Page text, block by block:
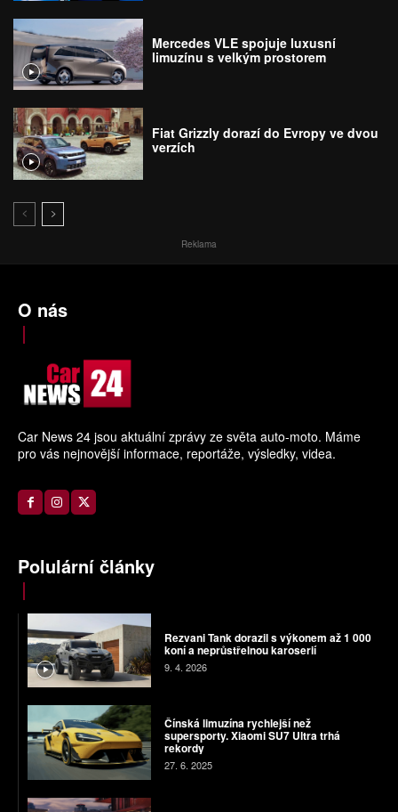
Mercedes VLE spojuje luxusní
limuzínu s velkým prostorem
Fiat Grizzly dorazí do Evropy ve dvou
verzích
Reklama
O nás
Car News 24 jsou aktuální zprávy ze světa auto-moto. Máme
pro vás nejnovější informace, reportáže, výsledky, videa.
Polulární články
Rezvani Tank dorazil s výkonem až 1 000
koní a neprůstřelnou karoserií
9. 4. 2026
Čínská limuzína rychlejší než
supersporty. Xiaomi SU7 Ultra trhá
rekordy
27. 6. 2025